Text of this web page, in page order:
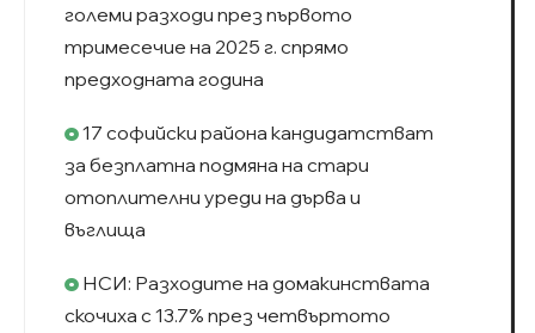
големи разходи през първото
тримесечие на 2025 г. спрямо
предходната година
17 софийски района кандидатстват
за безплатна подмяна на стари
отоплителни уреди на дърва и
въглища
НСИ: Разходите на домакинствата
скочиха с 13.7% през четвъртото